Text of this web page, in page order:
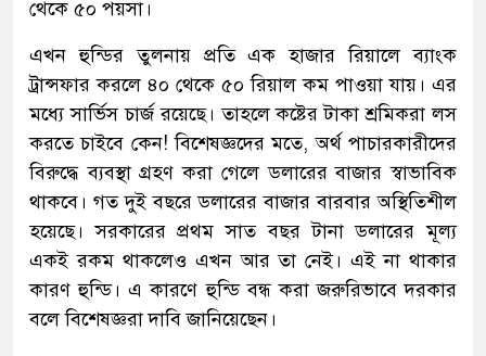
থেকে ৫০ পয়সা।
এখন হুন্ডির তুলনায় প্রতি এক হাজার রিয়ালে ব্যাংক
ট্রান্সফার করলে ৪০ থেকে ৫০ রিয়াল কম পাওয়া যায়। এর
মধ্যে সার্ভিস চার্জ রয়েছে। তাহলে কষ্টের টাকা শ্রমিকরা লস
করতে চাইবে কেন! বিশেষজ্ঞদের মতে, অর্থ পাচারকারীদের
বিরুদ্ধে ব্যবস্থা গ্রহণ করা গেলে ডলারের বাজার স্বাভাবিক
থাকবে। গত দুই বছরে ডলারের বাজার বারবার অস্থিতিশীল
হয়েছে। সরকারের প্রথম সাত বছর টানা ডলারের মূল্য
একই রকম থাকলেও এখন আর তা নেই। এই না থাকার
কারণ হুন্ডি। এ কারণে হুন্ডি বন্ধ করা জরুরিভাবে দরকার
বলে বিশেষজ্ঞরা দাবি জানিয়েছেন।